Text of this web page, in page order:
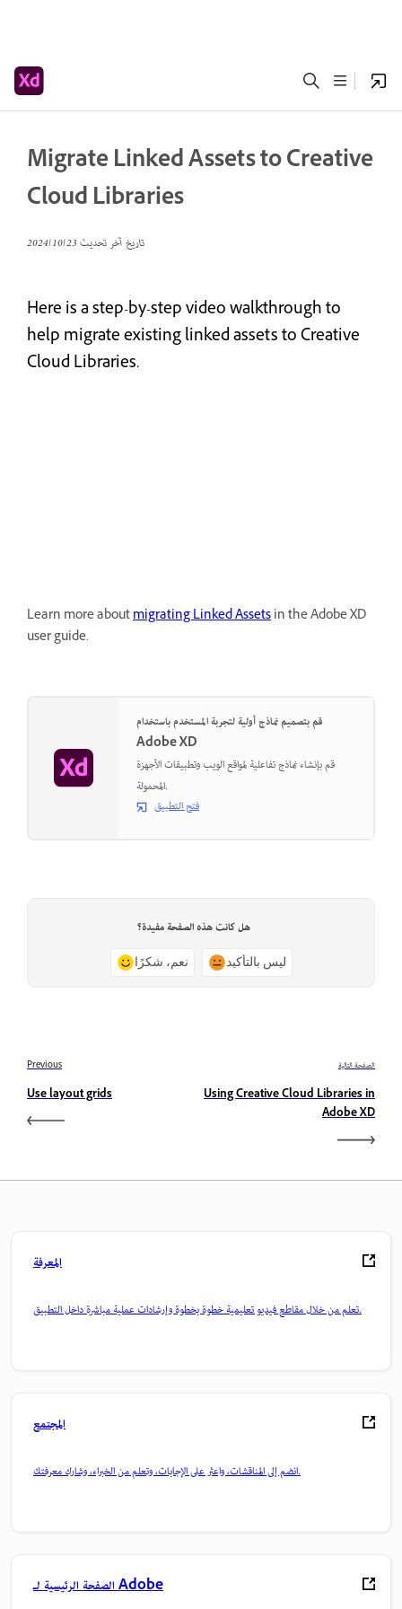
Migrate Linked Assets to Creative
Cloud Libraries
تاريخ آخر تحديث23‏/10‏/2024
Here is a step-by-step video walkthrough to
help migrate existing linked assets to Creative
Cloud Libraries.
Learn more aboutmigrating Linked Assetsin the Adobe XD
user guide.
قم بتصميم نماذج أولية لتجربة المستخدم باستخدام
Adobe XD
قم بإنشاء نماذج تفاعلية لمواقع الويب وتطبيقات الأجهزة
المحمولة.
فتح التطبيق
هل كانت هذه الصفحة مفيدة؟
نعم، شكرًا ليس بالتأكيد
Previous
Use layout grids
الصفحة التالية
Using Creative Cloud Libraries in
Adobe XD
المعرفة
تعلم من خلال مقاطع فيديو تعليمية خطوة بخطوة وإرشادات عملية مباشرة داخل التطبيق.
المجتمع
انضم إلى المناقشات، واعثر على الإجابات، وتعلم من الخبراء، وشارك معرفتك.
الصفحة الرئيسية لـ Adobe